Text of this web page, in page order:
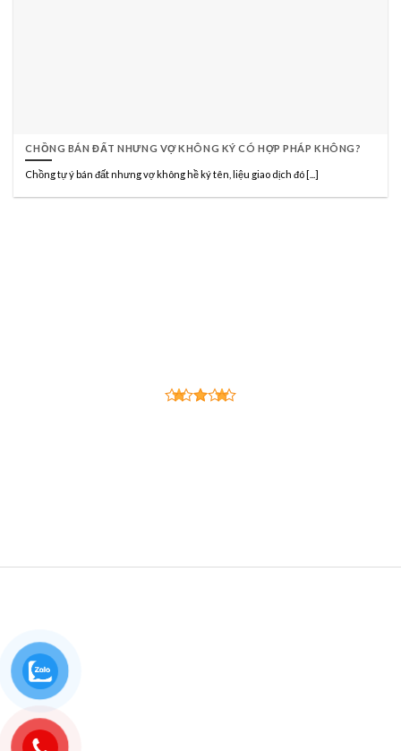
CHỒNG BÁN ĐẤT NHƯNG VỢ KHÔNG KÝ CÓ HỢP PHÁP KHÔNG?
Chồng tự ý bán đất nhưng vợ không hề ký tên, liệu giao dịch đó [...]